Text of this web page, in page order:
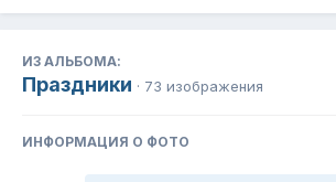
ИЗ АЛЬБОМА:
Праздники · 73 изображения
ИНФОРМАЦИЯ О ФОТО